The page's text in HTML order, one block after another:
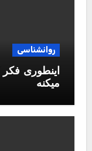
روانشناسی
اینطوری
میکنه